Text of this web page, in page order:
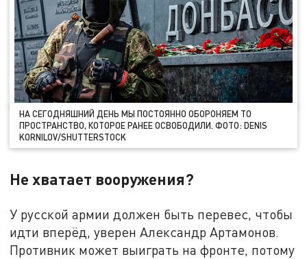
НА СЕГОДНЯШНИЙ ДЕНЬ МЫ ПОСТОЯННО ОБОРОНЯЕМ ТО
ПРОСТРАНСТВО, КОТОРОЕ РАНЕЕ ОСВОБОДИЛИ. ФОТО: DENIS
KORNILOV/SHUTTERSTOCK
Не хватает вооружения?
У русской армии должен быть перевес, чтобы
идти вперёд, уверен Александр Артамонов.
Противник может выиграть на фронте, потому